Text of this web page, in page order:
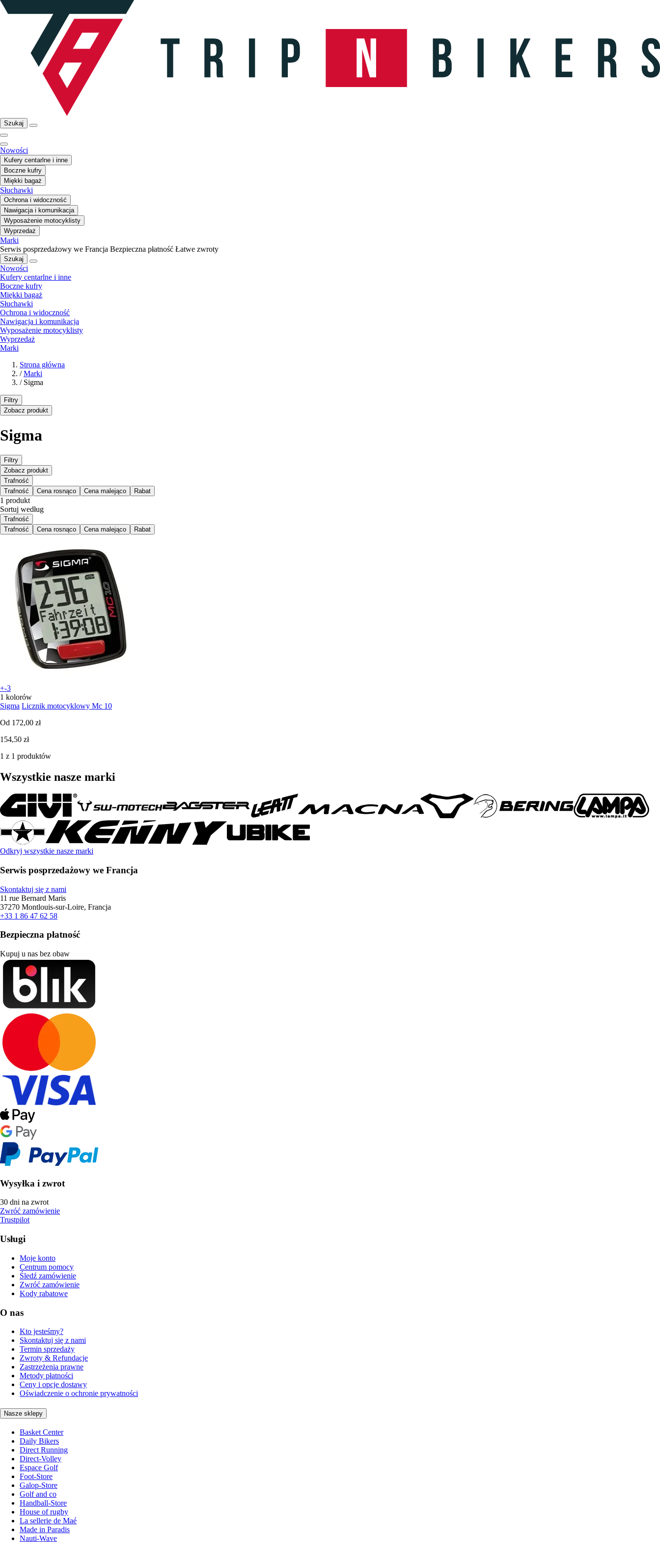
Szukaj
Nowości
Kufery centarlne i inne
Boczne kufry
Miękki bagaż
Słuchawki
Ochrona i widoczność
Nawigacja i komunikacja
Wyposażenie motocyklisty
Wyprzedaż
Marki
Serwis posprzedażowy we Francja Bezpieczna płatność Łatwe zwroty
Szukaj
Nowości
Kufery centarlne i inne
Boczne kufry
Miękki bagaż
Słuchawki
Ochrona i widoczność
Nawigacja i komunikacja
Wyposażenie motocyklisty
Wyprzedaż
Marki
Strona główna
/ Marki
/ Sigma
Filtry
Zobacz produkt
Sigma
Filtry
Zobacz produkt
Trafność
Trafność
Cena rosnąco Cena malejąco Rabat
1 produkt
Sortuj według
Trafność
Trafność
Cena rosnąco Cena malejąco Rabat
+-3
1 kolorów
Sigma Licznik motocyklowy Mc 10
Od 172,00 zł
154,50 zł
1 z 1 produktów
Wszystkie nasze marki
Odkryj wszystkie nasze marki
Serwis posprzedażowy we Francja
Skontaktuj się z nami
11 rue Bernard Maris
37270 Montlouis-sur-Loire, Francja
+33 1 86 47 62 58
Bezpieczna płatność
Kupuj u nas bez obaw
Wysyłka i zwrot
30 dni na zwrot
Zwróć zamówienie
Trustpilot
Usługi
Moje konto
Centrum pomocy
Śledź zamówienie
Zwróć zamówienie
Kody rabatowe
O nas
Kto jesteśmy?
Skontaktuj się z nami
Termin sprzedaży
Zwroty & Refundacje
Zastrzeżenia prawne
Metody płatności
Ceny i opcje dostawy
Oświadczenie o ochronie prywatności
Nasze sklepy
Basket Center
Daily Bikers
Direct Running
Direct-Volley
Espace Golf
Foot-Store
Galop-Store
Golf and co
Handball-Store
House of rugby
La sellerie de Maé
Made in Paradis
Nauti-Wave